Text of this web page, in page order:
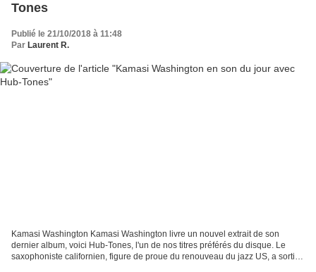
Tones
Publié le 21/10/2018 à 11:48
Par Laurent R.
Kamasi Washington Kamasi Washington livre un nouvel extrait de son
dernier album, voici Hub-Tones, l'un de nos titres préférés du disque. Le
saxophoniste californien, figure de proue du renouveau du jazz US, a sorti il